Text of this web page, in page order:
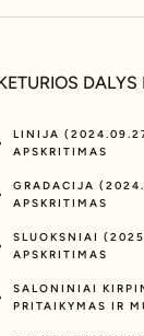
LINIJA
APSKRITIMAS
GRADACIJA
APSKRITIMAS
SLUOKSNIAI
APSKRITIMAS
SALONINIAI
PRITAIKYMAS IR